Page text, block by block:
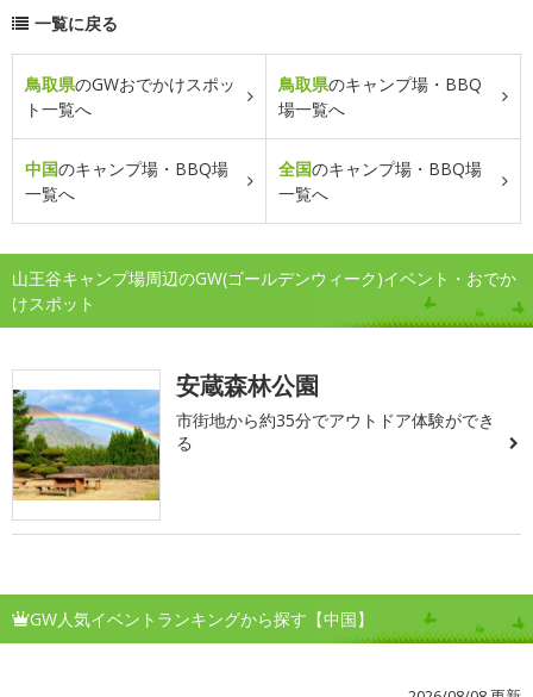
一覧に戻る
鳥取県のGWおでかけスポッ
ト一覧へ
鳥取県のキャンプ場・BBQ
場一覧へ
中国のキャンプ場・BBQ場
一覧へ
全国のキャンプ場・BBQ場
一覧へ
山王谷キャンプ場周辺のGW(ゴールデンウィーク)イベント・おでか
けスポット
安蔵森林公園
市街地から約35分でアウトドア体験ができ
る
GW人気イベントランキングから探す【中国】